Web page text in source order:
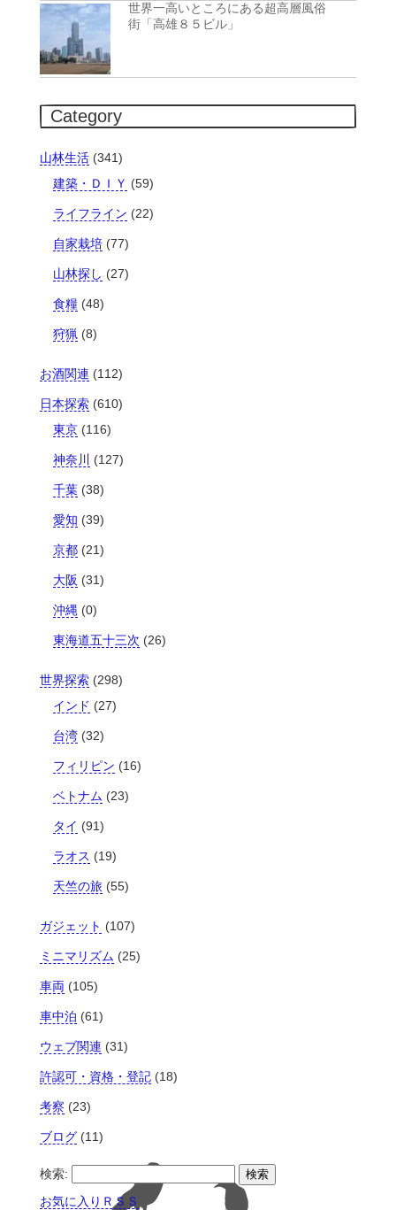
世界一高いところにある超高層風俗
街「高雄８５ビル」
Category
山林生活(341)
建築・ＤＩＹ (59)
ライフライン (22)
自家栽培(77)
山林探し (27)
食糧(48)
狩猟 (8)
お酒関連 (112)
日本探索(610)
東京(116)
神奈川 (127)
千葉(38)
愛知 (39)
京都(21)
大阪 (31)
沖縄 (0)
東海道五十三次 (26)
世界探索(298)
インド (27)
台湾(32)
フィリピン (16)
ベトナム (23)
タイ (91)
ラオス (19)
天竺の旅(55)
ガジェット (107)
ミニマリズム (25)
車両 (105)
車中泊 (61)
ウェブ関連 (31)
許認可・資格・登記(18)
考察 (23)
ブログ(11)
検索:
お気に入りＲＳＳ